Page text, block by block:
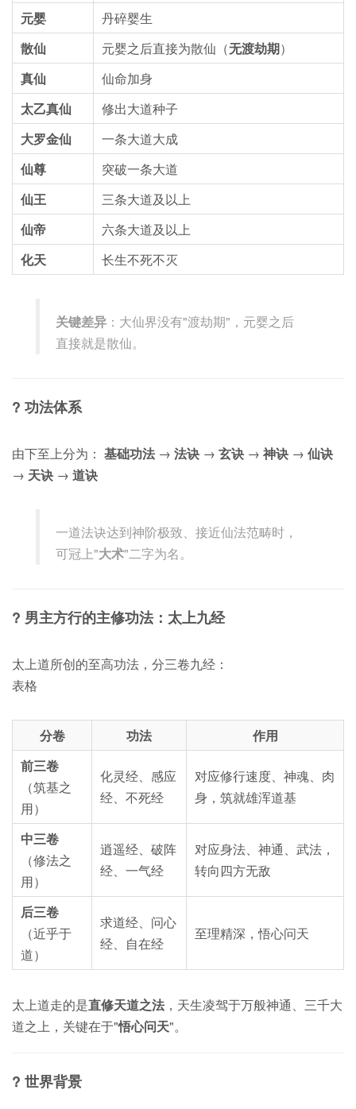
元婴
丹碎婴生
散仙
元婴之后直接为散仙（无渡劫期）
真仙
仙命加身
太乙真仙
修出大道种子
大罗金仙
一条大道大成
仙尊
突破一条大道
仙王
三条大道及以上
仙帝
六条大道及以上
化天
长生不死不灭
关键差异 ：大仙界没有"渡劫期"，元婴之后
直接就是散仙。
? 功法体系
由下至上分为： 基础功法 → 法诀 → 玄诀 → 神诀 → 仙诀
→ 天诀 → 道诀
一道法诀达到神阶极致、接近仙法范畴时，
可冠上"大术"二字为名。
? 男主方行的主修功法：太上九经
太上道所创的至高功法，分三卷九经：
表格
分卷 功法
作用
前三卷
（筑基之
用）
化灵经、感应
经、不死经
对应修行速度、神魂、肉
身，筑就雄浑道基
中三卷
（修法之
用）
逍遥经、破阵
经、一气经
对应身法、神通、武法，
转向四方无敌
后三卷
（近乎于
道）
求道经、问心
经、自在经
至理精深，悟心问天
太上道走的是直修天道之法 ，天生凌驾于万般神通、三千大
道之上，关键在于"悟心问天"。
?️ 世界背景